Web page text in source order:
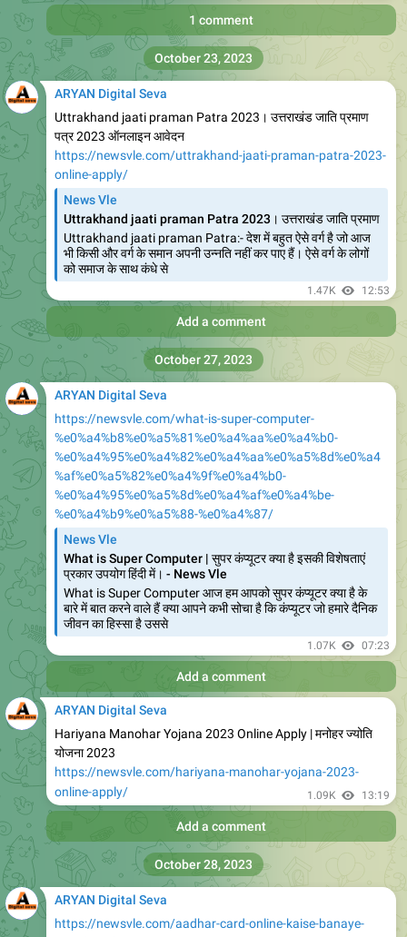
https://newsvle.com/rajasthan-gargi-puraskar-yojana-
News Vle
Rajasthan Gargi puraskar Yojana 2023. गार्गी पुरस्कार योजना
Gargi puraskar Yojana : राजस्थान सरकार द्वारा बालिकाओं की शिक्षा
को बढ़ावा देने के उद्देश्य से गार्गी पुरस्कार योजना की शुरुआत की है इस
योजना के माध्यम
ARYAN Digital Seva
https://newsvle.com/chhatishgarh-mukhymantri-knya-
vivah-yojana-2023-o/
News Vle
Chhatishgarh Mukhymantri Knya Vivah Yojana 2023
Online Apply
Chhatishgarh Mukhymantri Knya Vivah Yojana 2023
भारत में कन्या का विवाह करना काफी खर्चाला कार्य होता है इस वजह से
परिवार की आर्थिक तंगी के कारण बहुत सारी
756 02:34
Add a comment
ARYAN Digital Seva
https://newsvle.com/chhatishgarh-sarswati-cycle-yojana-
2023-online-apply/
News Vle
Chhatishgarh Sarswati Cycle Yojana 2023 Online Apply
,Benefi
Chhatishgarh Sarswati Cycle Yojana 2023 आज भी हमारे देश
में कई ऐसे क्षेत्र में बेटियों को बेटों के समान शिक्षा का अधिकार नहीं दिया जाता
है इसका एक कारण परिवार
https://newsvle.com/kalibai-bheel-medhavi-chhatra-
scooty-yojana-2023/
News Vle
Kalibai bheel medhavi Chhatra scooty Yojana 2023 ।
कालीबाई
Kalibai bheel medhavi Chhatra scooty Yojana 2023 इस
योजना को राजस्थान सरकार द्वारा शुरू किया गया है। इस योजना के माध्यम
Add a comment
ARYAN Digital Seva